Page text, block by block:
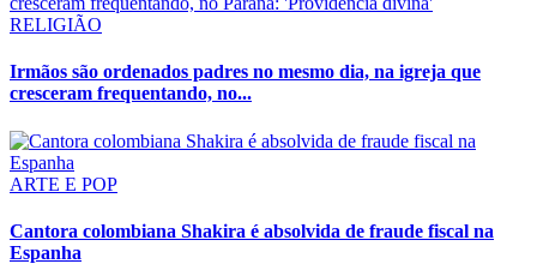
RELIGIÃO
Irmãos são ordenados padres no mesmo dia, na igreja que
cresceram frequentando, no...
ARTE E POP
Cantora colombiana Shakira é absolvida de fraude fiscal na
Espanha